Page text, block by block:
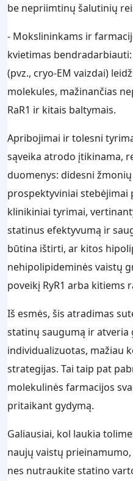
be nepriimtinų šalutinių
- Mokslininkams ir
kvietimas
(pvz., cryo-EM vaizdai)
molekules, mažinančias
RaR1 ir kitais baltymais.
Apribojimai ir tolesni
sąveika atrodo įtikinama,
duomenys: didesni
prospektyviniai stebėjimai
klinikiniai tyrimai,
statinus efektyvumą ir
būtina ištirti, ar kitos
nehipolipideminės vaistų
poveikį RyR1 arba kitiems
Iš esmės, šis atradimas
statinų saugumą ir atveria
individualizuotas, mažiau
strategijas. Tai taip pat
molekulinės farmacijos
pritaikant gydymą.
Galiausiai, kol laukia
naujų vaistų
nes nutraukite statino